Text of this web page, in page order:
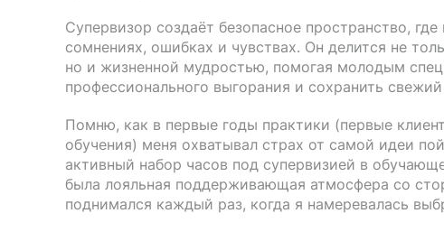
Супервизор создаёт безопасное пространство,
сомнениях, ошибках и чувствах. Он делится не
но и жизненной мудростью, помогая молодым
профессионального выгорания и сохранить свежий
Помню, как в первые годы практики (первые
обучения) меня охватывал страх от самой идеи
активный набор часов под супервизией в
была лояльная поддерживающая атмосфера со
поднимался каждый раз, когда я намеревалась